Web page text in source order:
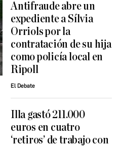
Antifraude abre un
expediente a Sílvia
Orriols por la
contratación de su hija
como policía local en
Ripoll
El Debate
Illa gastó 211.000
euros en cuatro
‘retiros’ de trabajo con